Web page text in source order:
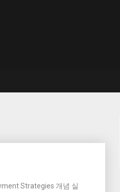
Strategies 개념 실